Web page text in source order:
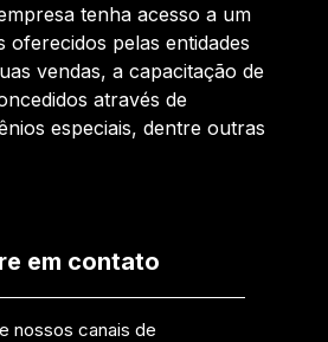
tenha acesso a um
pelas entidades
vendas, a capacitação de
através de
especiais, dentre outras
em contato
nossos canais de